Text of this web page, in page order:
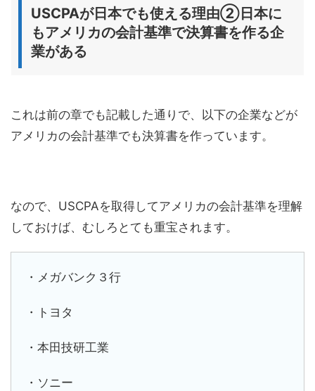
USCPAが日本でも使える理由②日本に
もアメリカの会計基準で決算書を作る企
業がある
これは前の章でも記載した通りで、以下の企業などが
アメリカの会計基準でも決算書を作っています。
なので、USCPAを取得してアメリカの会計基準を理解
しておけば、むしろとても重宝されます。
・メガバンク３行
・トヨタ
・本田技研工業
・ソニー